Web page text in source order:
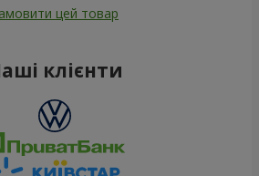
цей товар
клієнти